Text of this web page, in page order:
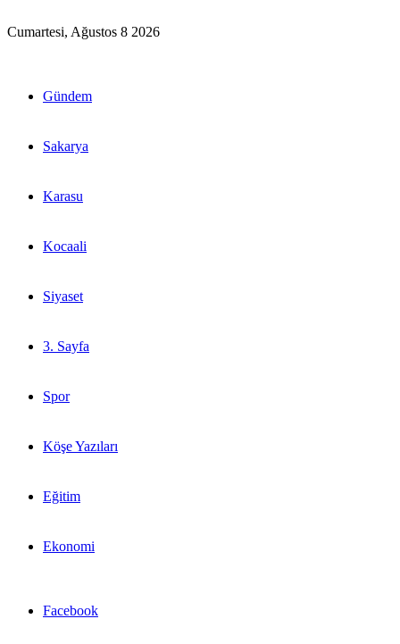
Cumartesi, Ağustos 8 2026
Gündem
Sakarya
Karasu
Kocaali
Siyaset
3. Sayfa
Spor
Köşe Yazıları
Eğitim
Ekonomi
Facebook